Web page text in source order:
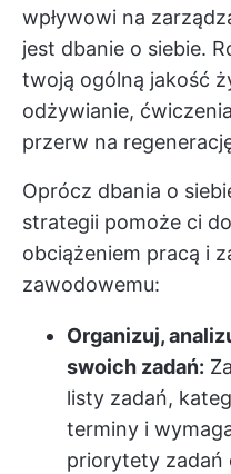
wpływowi na
jest dbanie o siebie.
twoją ogólną jakość
odżywianie,
przerw na
Oprócz dbania o
strategii pomoże ci
obciążeniem pracą i
zawodowemu:
Organizuj,
swoich zadań:
listy zadań,
terminy i
priorytety zadań